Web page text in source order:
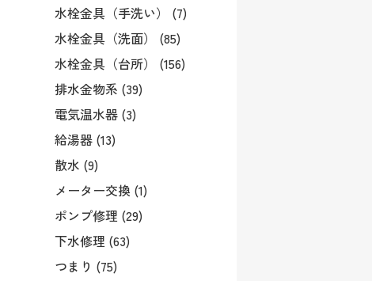
水栓金具（手洗い） (7)
水栓金具（洗面） (85)
水栓金具（台所） (156)
排水金物系 (39)
電気温水器 (3)
給湯器 (13)
散水 (9)
メーター交換 (1)
ポンプ修理 (29)
下水修理 (63)
つまり (75)